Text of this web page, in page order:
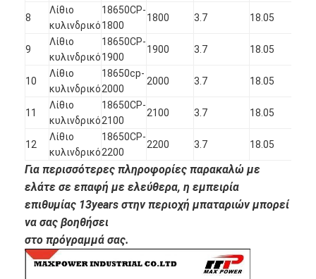
8
Λίθιο
κυλινδρικό
18650CP-
1800
1800 3.7 18.05
9
Λίθιο
κυλινδρικό
18650CP-
1900
1900 3.7 18.05
10
Λίθιο
κυλινδρικό
18650cp-
2000
2000 3.7 18.05
11
Λίθιο
κυλινδρικό
18650CP-
2100
2100 3.7 18.05
12
Λίθιο
κυλινδρικό
18650CP-
2200
2200 3.7 18.05
Για περισσότερες πληροφορίες παρακαλώ με
ελάτε σε επαφή με ελεύθερα, η εμπειρία
επιθυμίας 13years στην περιοχή μπαταριών μπορεί
να σας βοηθήσει
στο πρόγραμμά σας.